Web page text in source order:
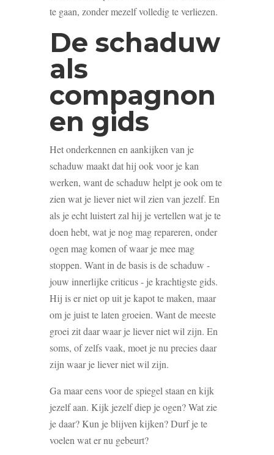
te gaan, zonder mezelf volledig te verliezen.
De schaduw
als
compagnon
en gids
Het onderkennen en aankijken van je
schaduw maakt dat hij ook voor je kan
werken, want de schaduw helpt je ook om te
zien wat je liever niet wil zien van jezelf. En
als je echt luistert zal hij je vertellen wat je te
doen hebt, wat je nog mag repareren, onder
ogen mag komen of waar je mee mag
stoppen. Want in de basis is de schaduw -
jouw innerlijke criticus - je krachtigste gids.
Hij is er niet op uit je kapot te maken, maar
om je juist te laten groeien. Want de meeste
groei zit daar waar je liever niet wil zijn. En
soms, of zelfs vaak, moet je nu precies daar
zijn waar je liever niet wil zijn.
Ga maar eens voor de spiegel staan en kijk
jezelf aan. Kijk jezelf diep je ogen? Wat zie
je daar? Kun je blijven kijken? Durf je te
voelen wat er nu gebeurt?